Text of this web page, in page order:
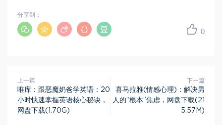
0
分享到：
上一篇
唯库：跟恶魔奶爸学英语：20
小时快速掌握英语核心秘诀，
网盘下载(1.70G)
下一篇
喜马拉雅(情感心理)：解决男
人的“根本”焦虑，网盘下载(21
5.57M)